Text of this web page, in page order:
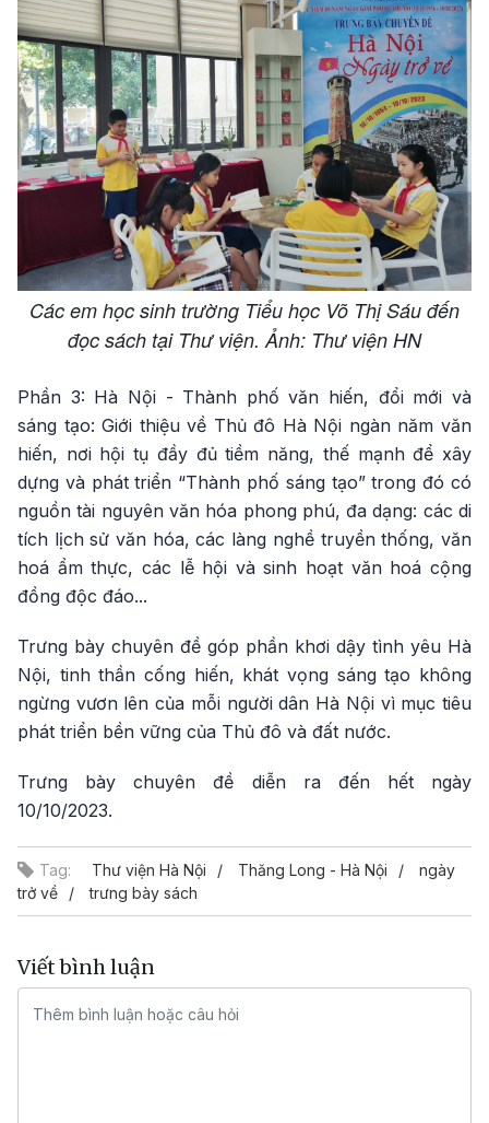
Các em học sinh trường Tiểu học Võ Thị Sáu đến
đọc sách tại Thư viện. Ảnh: Thư viện HN
Phần 3: Hà Nội - Thành phố văn hiến, đổi mới và
sáng tạo: Giới thiệu về Thủ đô Hà Nội ngàn năm văn
hiến, nơi hội tụ đầy đủ tiềm năng, thế mạnh để xây
dựng và phát triển “Thành phố sáng tạo” trong đó có
nguồn tài nguyên văn hóa phong phú, đa dạng: các di
tích lịch sử văn hóa, các làng nghề truyền thống, văn
hoá ẩm thực, các lễ hội và sinh hoạt văn hoá cộng
đồng độc đáo...
Trưng bày chuyên đề góp phần khơi dậy tình yêu Hà
Nội, tinh thần cống hiến, khát vọng sáng tạo không
ngừng vươn lên của mỗi người dân Hà Nội vì mục tiêu
phát triển bền vững của Thủ đô và đất nước.
Trưng bày chuyên đề diễn ra đến hết ngày
10/10/2023.
Tag: Thư viện Hà Nội Thăng Long - Hà Nội
ngày
trở về
trưng bày sách
Viết bình luận